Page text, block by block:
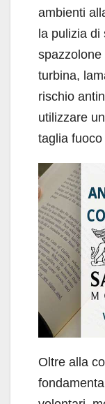
ambienti
la pulizia
spazzolone
turbina,
rischio
utilizzare
taglia
Oltre alla